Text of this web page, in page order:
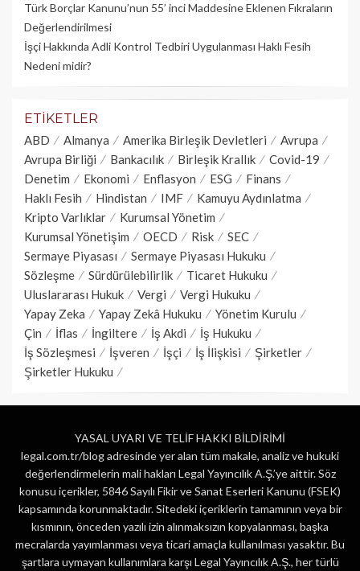
Türk Borçlar Kanunu’nun 55’ inci Maddesine Eklenen Fıkraların
Değerlendirilmesi
İşçi Hakkında Adli Kontrol Tedbiri Uygulanması Haklı Fesih
Nedeni midir?
ETIKETLER
ABD Almanya Amerika Birleşik Devletleri
Avrupa
Avrupa Birliği
Bankacılık Birleşik Krallık
Covid-19
Denetim
Ekonomi Enflasyon ESG
Finans
Haklı Fesih
Hindistan IMF
Kamuyu Aydınlatma
Kripto Varlıklar
Kurumsal Yönetim
Kurumsal Yönetişim
OECD Risk
SEC
Sermaye Piyasası
Sermaye Piyasası Hukuku
Sözleşme
Sürdürülebilirlik
Ticaret Hukuku
Uluslararası Hukuk
Vergi
Vergi Hukuku
Yapay Zeka
Yapay Zekâ Hukuku
Yönetim Kurulu
Çin
İflas İngiltere İş Akdi
İş Hukuku
İş Sözleşmesi
İşveren İşçi İş İlişkisi
Şirketler
Şirketler Hukuku
YASAL UYARI VE TELİF HAKKI BİLDİRİMİ
legal.com.tr/blog adresinde yer alan tüm makale, analiz ve hukuki
değerlendirmelerin mali hakları Legal Yayıncılık A.Ş.’ye aittir. Söz
konusu içerikler, 5846 Sayılı Fikir ve Sanat Eserleri Kanunu (FSEK)
kapsamında korunmaktadır. Sitedeki içeriklerin tamamının veya bir
kısmının, önceden yazılı izin alınmaksızın kopyalanması, başka
mecralarda yayımlanması veya ticari amaçla kullanılması yasaktır. Bu
şartlara uymayan kullanımlara karşı Legal Yayıncılık A.Ş., her türlü